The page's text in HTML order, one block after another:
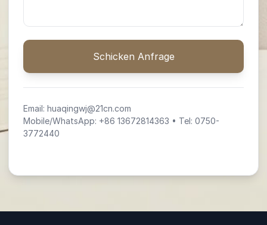
Schicken Anfrage
Email: huaqingwj@21cn.com
Mobile/WhatsApp: +86 13672814363 • Tel: 0750-
3772440